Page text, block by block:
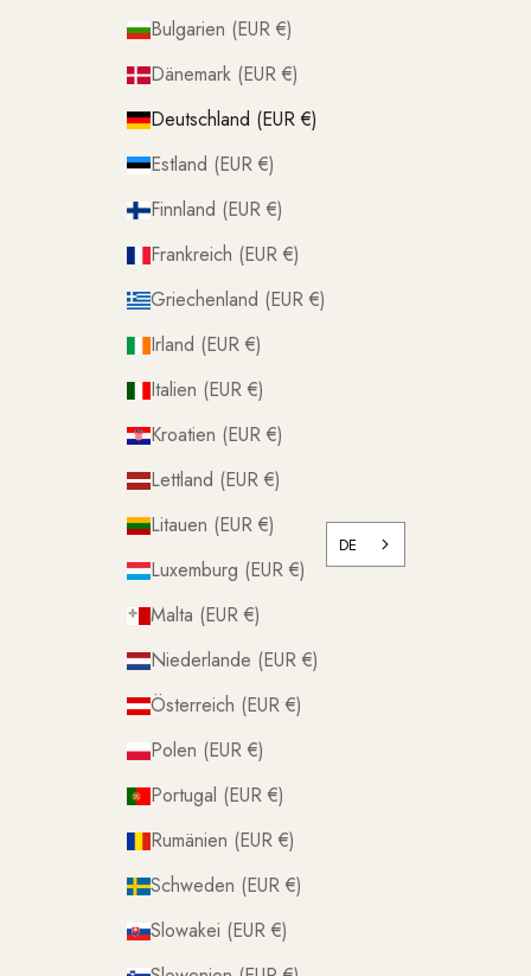
Bulgarien (EUR €)
Dänemark (EUR €)
Deutschland (EUR €)
Estland (EUR €)
Finnland (EUR €)
Frankreich (EUR €)
Griechenland (EUR €)
Irland (EUR €)
Italien (EUR €)
Kroatien (EUR €)
Lettland (EUR €)
Litauen (EUR €)
Luxemburg (EUR €)
Malta (EUR €)
Niederlande (EUR €)
Österreich (EUR €)
Polen (EUR €)
Portugal (EUR €)
Rumänien (EUR €)
Schweden (EUR €)
Slowakei (EUR €)
DE